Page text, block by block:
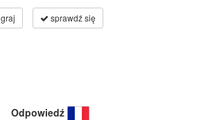
graj sprawdź się
Odpowiedź